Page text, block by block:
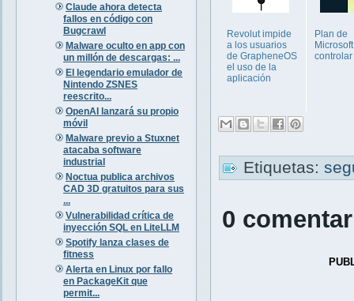
Claude ahora detecta
fallos en código con
Bugcrawl
Malware oculto en app con
un millón de descargas: ...
El legendario emulador de
Nintendo ZSNES
reescrito...
OpenAI lanzará su propio
móvil
Malware previo a Stuxnet
atacaba software
industrial
Noctua publica archivos
CAD 3D gratuitos para sus
...
Vulnerabilidad crítica de
inyección SQL en LiteLLM
Spotify lanza clases de
fitness
Alerta en Linux por fallo
en PackageKit que
permit...
Revolut impide
a los usuarios
de GrapheneOS
el uso de la
aplicación
Plan de
controlar
Etiquetas:
0